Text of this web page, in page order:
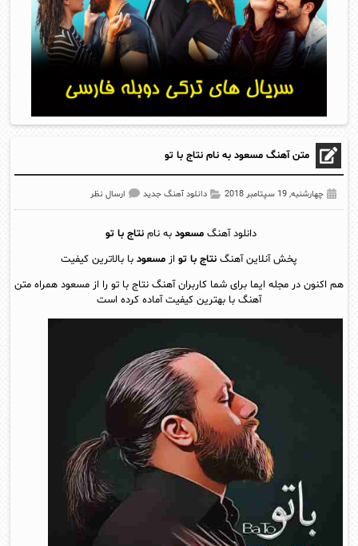
متن آهنگ مسعود به نام نتاج با تو
چهارشنبه, 19 سپتامبر 2018 دانلود آهنگ جدید ارسال نظر
دانلود آهنگمسعود به نامنتاج با تو
پخش آنلاين آهنگ نتاج با تو از مسعود با بالاترین کیفیت
هم اکنون در مجله ایما برای شما کاربران آهنگ نتاج با تو را از مسعود همراه متن
آهنگ با بهترین کیفیت آماده کرده است